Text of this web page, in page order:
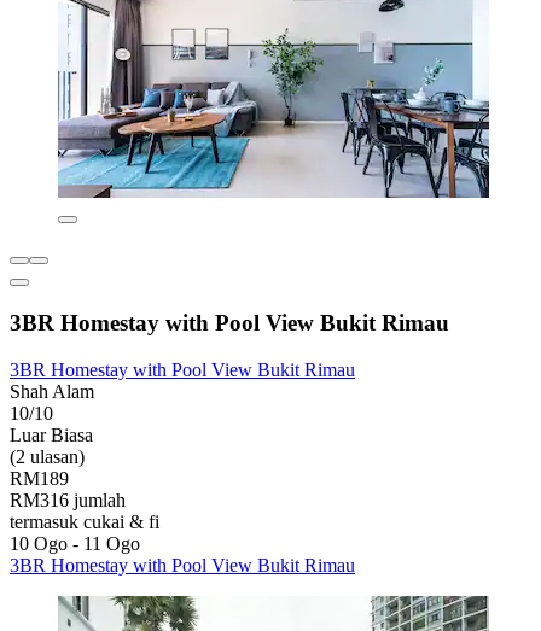
3BR Homestay with Pool View Bukit Rimau
3BR Homestay with Pool View Bukit Rimau
Shah Alam
10/10
Luar Biasa
(2 ulasan)
RM189
RM316 jumlah
termasuk cukai & fi
10 Ogo - 11 Ogo
3BR Homestay with Pool View Bukit Rimau